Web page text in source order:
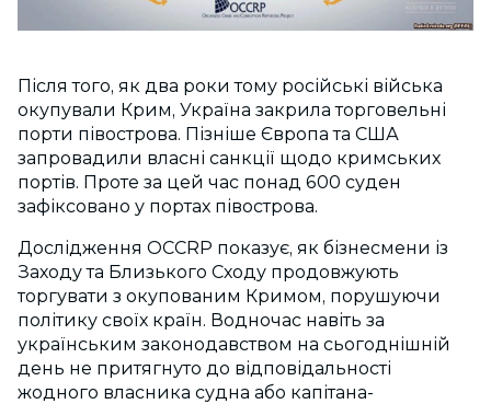
Після того, як два роки тому російські війська
окупували Крим, Україна закрила торговельні
порти півострова. Пізніше Європа та США
запровадили власні санкції щодо кримських
портів. Проте за цей час понад 600 суден
зафіксовано у портах півострова.
Дослідження OCCRP показує, як бізнесмени із
Заходу та Близького Сходу продовжують
торгувати з окупованим Кримом, порушуючи
політику своїх країн. Водночас навіть за
українським законодавством на сьогоднішній
день не притягнуто до відповідальності
жодного власника судна або капітана-